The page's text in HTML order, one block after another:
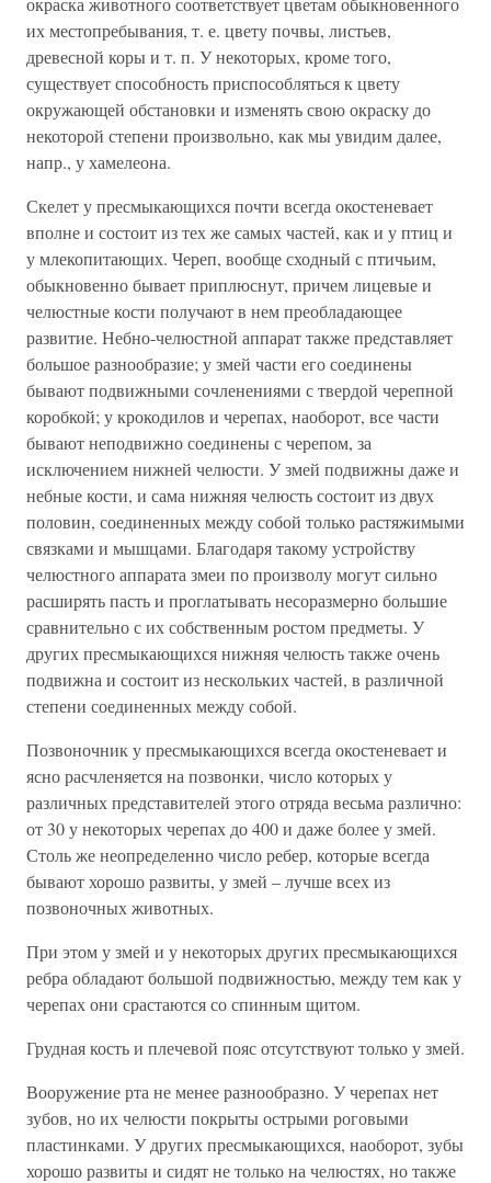
их местопребывания, т. е. цвету почвы, листьев,
древесной коры и т. п. У некоторых, кроме того,
существует способность приспособляться к цвету
окружающей обстановки и изменять свою окраску до
некоторой степени произвольно, как мы увидим далее,
напр., у хамелеона.
Скелет у пресмыкающихся почти всегда окостеневает
вполне и состоит из тех же самых частей, как и у птиц и
у млекопитающих. Череп, вообще сходный с птичьим,
обыкновенно бывает приплюснут, причем лицевые и
челюстные кости получают в нем преобладающее
развитие. Небно-челюстной аппарат также представляет
большое разнообразие; у змей части его соединены
бывают подвижными сочленениями с твердой черепной
коробкой; у крокодилов и черепах, наоборот, все части
бывают неподвижно соединены с черепом, за
исключением нижней челюсти. У змей подвижны даже и
небные кости, и сама нижняя челюсть состоит из двух
половин, соединенных между собой только растяжимыми
связками и мышцами. Благодаря такому устройству
челюстного аппарата змеи по произволу могут сильно
расширять пасть и проглатывать несоразмерно большие
сравнительно с их собственным ростом предметы. У
других пресмыкающихся нижняя челюсть также очень
подвижна и состоит из нескольких частей, в различной
степени соединенных между собой.
Позвоночник у пресмыкающихся всегда окостеневает и
ясно расчленяется на позвонки, число которых у
различных представителей этого отряда весьма различно:
от 30 у некоторых черепах до 400 и даже более у змей.
Столь же неопределенно число ребер, которые всегда
бывают хорошо развиты, у змей – лучше всех из
позвоночных животных.
При этом у змей и у некоторых других пресмыкающихся
ребра обладают большой подвижностью, между тем как у
черепах они срастаются со спинным щитом.
Грудная кость и плечевой пояс отсутствуют только у змей.
Вооружение рта не менее разнообразно. У черепах нет
зубов, но их челюсти покрыты острыми роговыми
пластинками. У других пресмыкающихся, наоборот, зубы
хорошо развиты и сидят не только на челюстях, но также